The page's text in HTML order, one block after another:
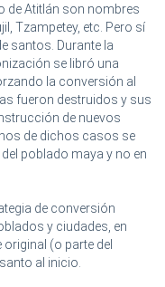
de Atitlán son nombres
Tzampetey, etc. Pero sí
santos. Durante la
se libró una
la conversión al
fueron destruidos y sus
de nuevos
de dichos casos se
poblado maya y no en
de conversión
y ciudades, en
(o parte del
al inicio.